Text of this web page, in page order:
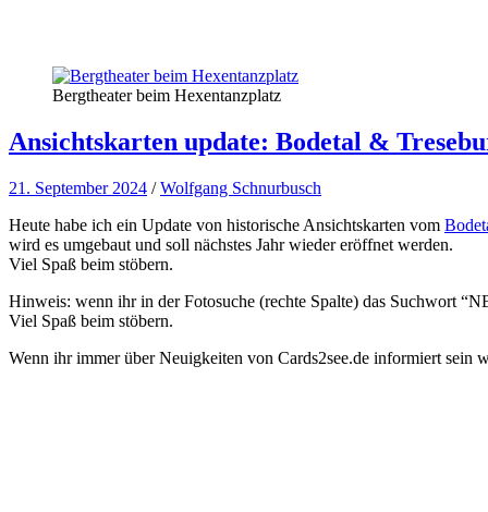
Bergtheater beim Hexentanzplatz
Ansichtskarten update: Bodetal &
21. September 2024 /Wolfgang Schnurbusch
Heute habe ich ein Update von historische Ansichtskarten vom
wird es umgebaut und soll nächstes Jahr wieder eröffnet werden.
Viel Spaß beim stöbern.
Hinweis: wenn ihr in der Fotosuche (rechte Spalte) das Suchwort
Viel Spaß beim stöbern.
Wenn ihr immer über Neuigkeiten von Cards2see.de informiert sein